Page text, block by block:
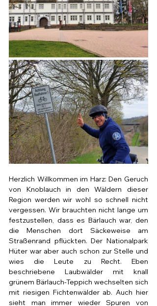
Herzlich Willkommen im Harz: Den Geruch
von Knoblauch in den Wäldern dieser
Region werden wir wohl so schnell nicht
vergessen. Wir brauchten nicht lange um
festzustellen, dass es Bärlauch war, den
die Menschen dort Säckeweise am
Straßenrand pflückten. Der Nationalpark
Hüter war aber auch schon zur Stelle und
wies die Leute zu Recht. Eben
beschriebene Laubwälder mit knall
grünem Bärlauch-Teppich wechselten sich
mit riesigen Fichtenwälder ab. Auch hier
sieht man immer wieder Spuren von